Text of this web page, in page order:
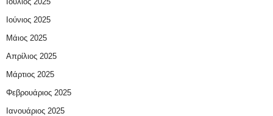
Ιούνιος 2025
Μάιος 2025
Απρίλιος 2025
Μάρτιος 2025
Φεβρουάριος 2025
Ιανουάριος 2025